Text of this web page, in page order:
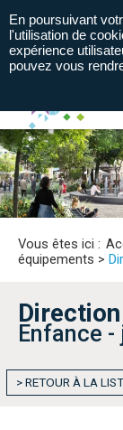
Vous êtes ici :
équipements >
Enfance
> RETOUR À LA
En poursuivant
l'utilisation de
expérience
pouvez vous